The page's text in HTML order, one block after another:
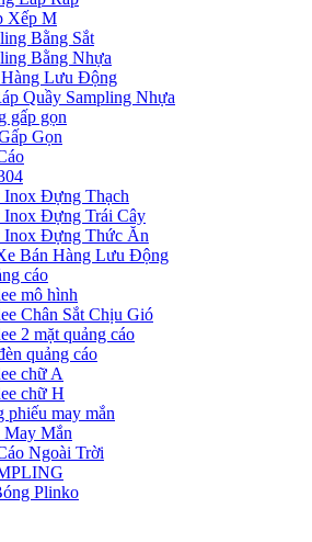
Xếp M
Bằng Sắt
Bằng Nhựa
Lưu Động
Quầy Sampling Nhựa
gấp gọn
Gọn
Inox Đựng Thạch
Inox Đựng Trái Cây
Inox Đựng Thức Ăn
Bán Hàng Lưu Động
cáo
mô hình
Chân Sắt Chịu Gió
2 mặt quảng cáo
quảng cáo
chữ A
chữ H
phiếu may mắn
Mắn
Ngoài Trời
Plinko